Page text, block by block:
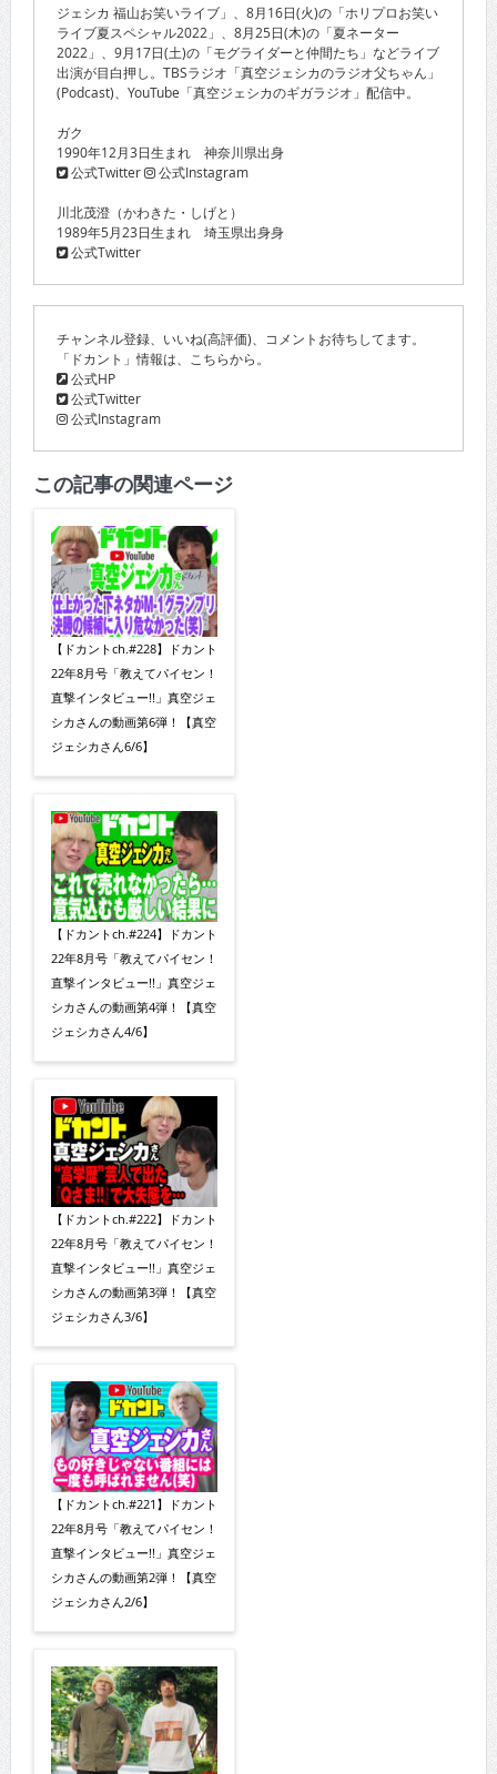
ジェシカ 福山お笑いライブ」、8月16日(火)の「ホリプロお笑い
ライブ夏スペシャル2022」、8月25日(木)の「夏ネーター
2022」、9月17日(土)の「モグライダーと仲間たち」などライブ
出演が目白押し。TBSラジオ「真空ジェシカのラジオ父ちゃん」
(Podcast)、YouTube「真空ジェシカのギガラジオ」配信中。
ガク
1990年12月3日生まれ 神奈川県出身
公式Twitter
公式Instagram
川北茂澄（かわきた・しげと）
1989年5月23日生まれ 埼玉県出身身
公式Twitter
チャンネル登録、いいね(高評価)、コメントお待ちしてます。
「ドカント」情報は、こちらから。
公式HP
公式Twitter
公式Instagram
この記事の関連ページ
【ドカントch.#228】ドカント
22年8月号「教えてパイセン！
直撃インタビュー!!」真空ジェ
シカさんの動画第6弾！【真空
ジェシカさん6/6】
【ドカントch.#224】ドカント
22年8月号「教えてパイセン！
直撃インタビュー!!」真空ジェ
シカさんの動画第4弾！【真空
ジェシカさん4/6】
【ドカントch.#222】ドカント
22年8月号「教えてパイセン！
直撃インタビュー!!」真空ジェ
シカさんの動画第3弾！【真空
ジェシカさん3/6】
【ドカントch.#221】ドカント
22年8月号「教えてパイセン！
直撃インタビュー!!」真空ジェ
シカさんの動画第2弾！【真空
ジェシカさん2/6】